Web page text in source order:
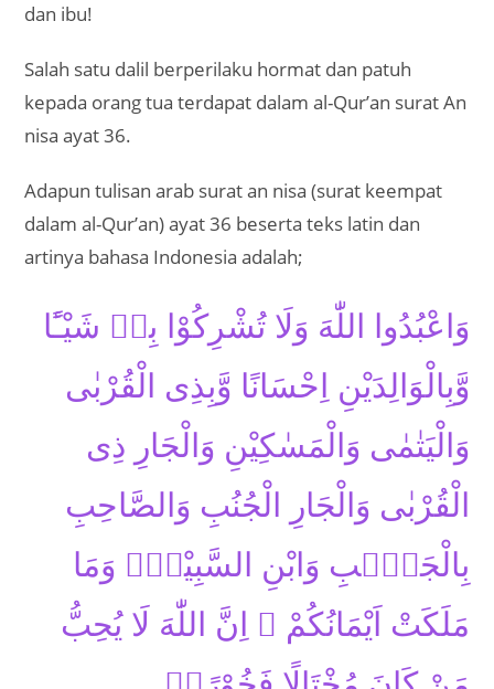
dan ibu!
Salah satu dalil berperilaku hormat dan patuh
kepada orang tua terdapat dalam al-Qur’an surat An
nisa ayat 36.
Adapun tulisan arab surat an nisa (surat keempat
dalam al-Qur’an) ayat 36 beserta teks latin dan
artinya bahasa Indonesia adalah;
وَاعْبُدُوا اللّٰهَ وَلَا تُشْرِكُوْا بِهٖ شَيْـًٔا
وَّبِالْوَالِدَيْنِ اِحْسَانًا وَّبِذِى الْقُرْبٰى
وَالْيَتٰمٰى وَالْمَسٰكِيْنِ وَالْجَارِ ذِى
الْقُرْبٰى وَالْجَارِ الْجُنُبِ وَالصَّاحِبِ
بِالْجَنْۢبِ وَابْنِ السَّبِيْلِۙ وَمَا
مَلَكَتْ اَيْمَانُكُمْ ۗ اِنَّ اللّٰهَ لَا يُحِبُّ